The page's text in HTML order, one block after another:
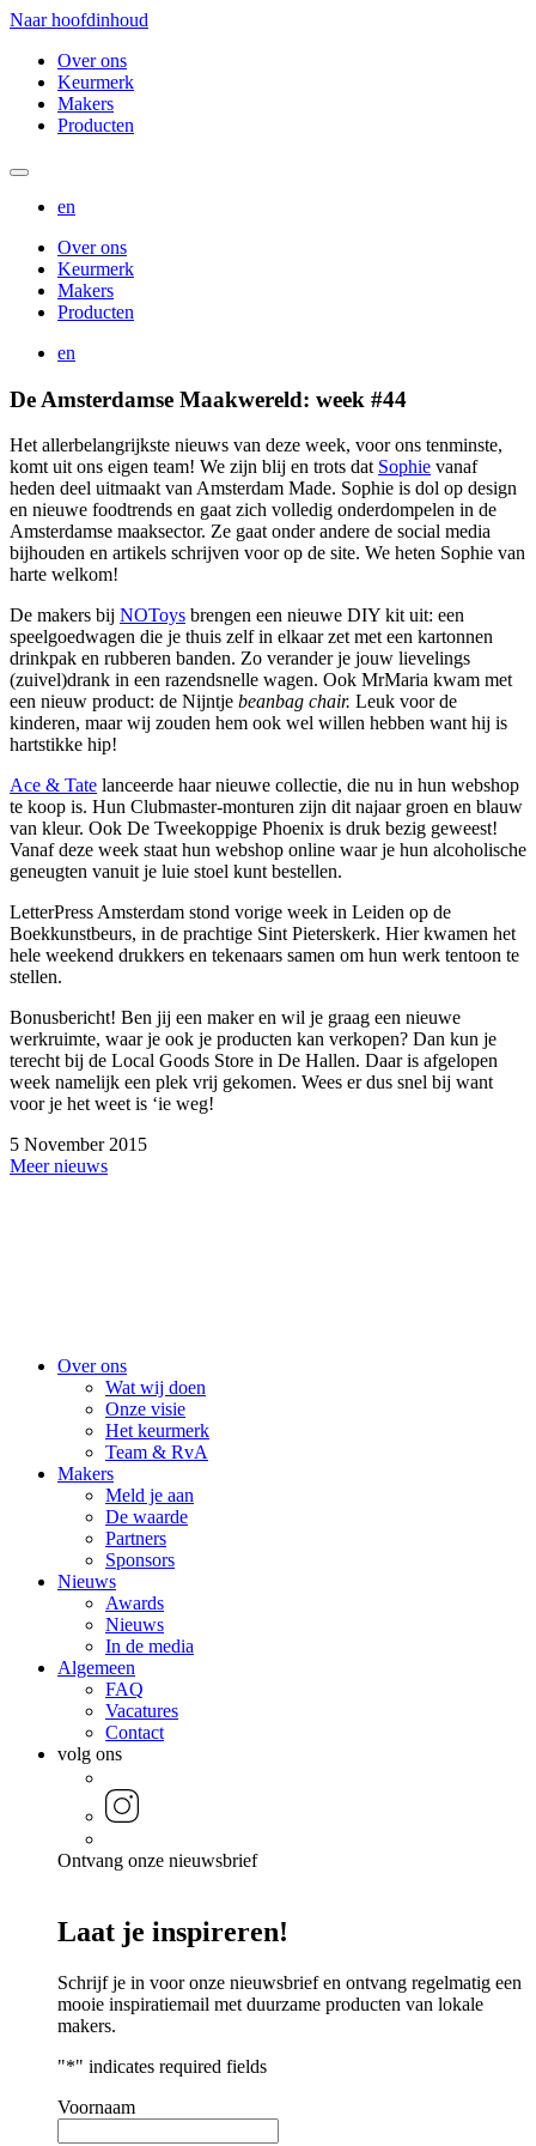
Naar hoofdinhoud
Over ons
Keurmerk
Makers
Producten
en
Over ons
Keurmerk
Makers
Producten
en
De Amsterdamse Maakwereld: week #44
Het allerbelangrijkste nieuws van deze week, voor ons tenminste,
komt uit ons eigen team! We zijn blij en trots dat Sophie vanaf
heden deel uitmaakt van Amsterdam Made. Sophie is dol op design
en nieuwe foodtrends en gaat zich volledig onderdompelen in de
Amsterdamse maaksector. Ze gaat onder andere de social media
bijhouden en artikels schrijven voor op de site. We heten Sophie van
harte welkom!
De makers bij NOToys brengen een nieuwe DIY kit uit: een
speelgoedwagen die je thuis zelf in elkaar zet met een kartonnen
drinkpak en rubberen banden. Zo verander je jouw lievelings
(zuivel)drank in een razendsnelle wagen. Ook MrMaria kwam met
een nieuw product: de Nijntje beanbag chair. Leuk voor de
kinderen, maar wij zouden hem ook wel willen hebben want hij is
hartstikke hip!
Ace & Tate lanceerde haar nieuwe collectie, die nu in hun webshop
te koop is. Hun Clubmaster-monturen zijn dit najaar groen en blauw
van kleur. Ook De Tweekoppige Phoenix is druk bezig geweest!
Vanaf deze week staat hun webshop online waar je hun alcoholische
geneugten vanuit je luie stoel kunt bestellen.
LetterPress Amsterdam stond vorige week in Leiden op de
Boekkunstbeurs, in de prachtige Sint Pieterskerk. Hier kwamen het
hele weekend drukkers en tekenaars samen om hun werk tentoon te
stellen.
Bonusbericht! Ben jij een maker en wil je graag een nieuwe
werkruimte, waar je ook je producten kan verkopen? Dan kun je
terecht bij de Local Goods Store in De Hallen. Daar is afgelopen
week namelijk een plek vrij gekomen. Wees er dus snel bij want
voor je het weet is ‘ie weg!
5 November 2015
Meer nieuws
Over ons
Wat wij doen
Onze visie
Het keurmerk
Team & RvA
Makers
Meld je aan
De waarde
Partners
Sponsors
Nieuws
Awards
Nieuws
In de media
Algemeen
FAQ
Vacatures
Contact
volg ons
Ontvang onze nieuwsbrief
Laat je inspireren!
Schrijf je in voor onze nieuwsbrief en ontvang regelmatig een
mooie inspiratiemail met duurzame producten van lokale
makers.
"*" indicates required fields
Voornaam